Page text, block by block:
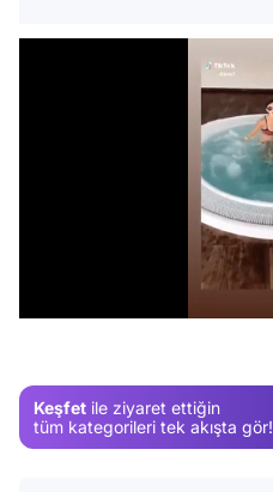
Keşfet ile ziyaret ettiğin
tüm kategorileri tek akışta gör!